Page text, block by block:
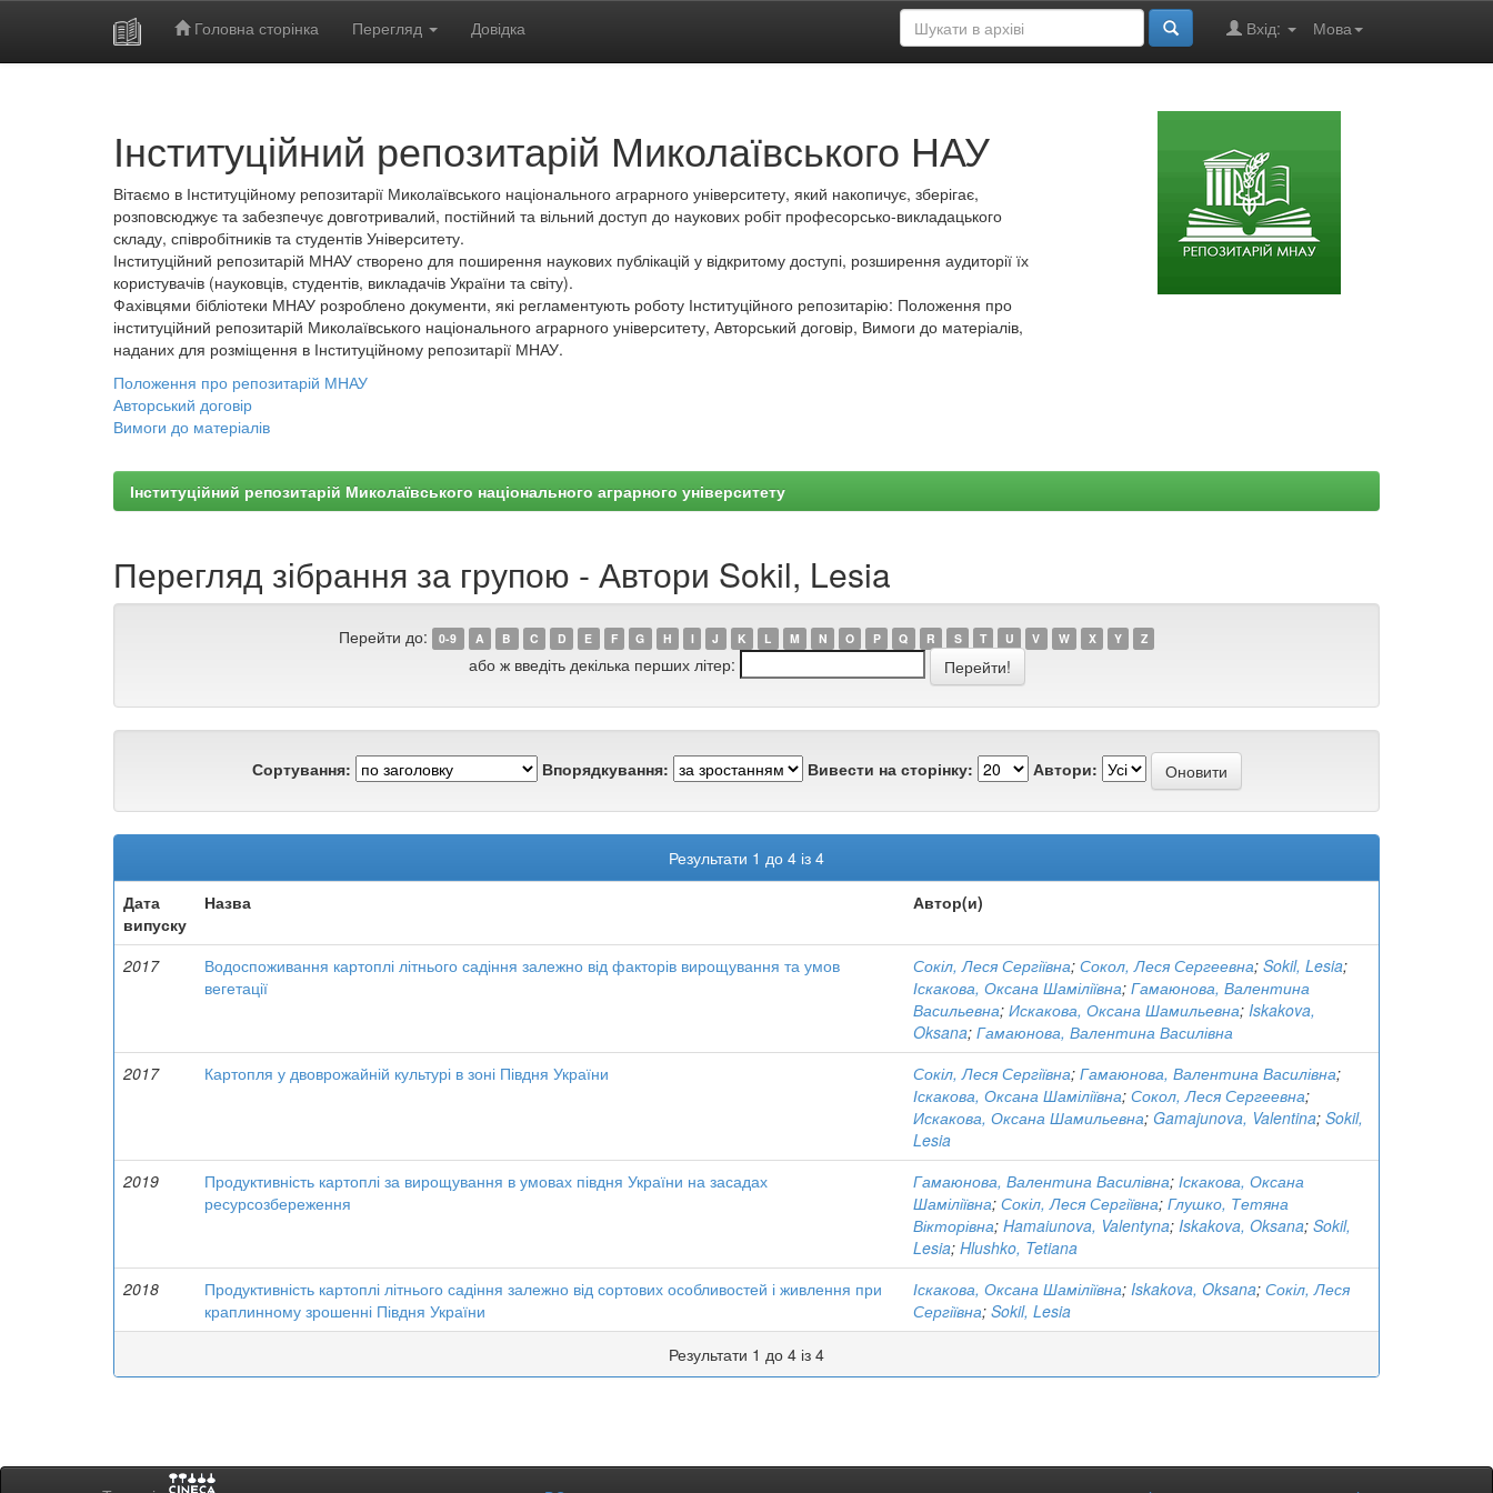
Головна сторінка Перегляд Довідка Мова
Вхід:
Інституційний репозитарій Миколаївського НАУ
Вітаємо в Інституційному репозитарії Миколаївського національного аграрного університету, який накопичує, зберігає,
розповсюджує та забезпечує довготривалий, постійний та вільний доступ до наукових робіт професорсько-викладацького
складу, співробітників та студентів Університету.
Інституційний репозитарій МНАУ створено для поширення наукових публікацій у відкритому доступі, розширення аудиторії їх
користувачів (науковців, студентів, викладачів України та світу).
Фахівцями бібліотеки МНАУ розроблено документи, які регламентують роботу Інституційного репозитарію: Положення про
інституційний репозитарій Миколаївського національного аграрного університету, Авторський договір, Вимоги до матеріалів,
наданих для розміщення в Інституційному репозитарії МНАУ.
Положення про репозитарій МНАУ
Авторський договір
Вимоги до матеріалів
Інституційний репозитарій Миколаївського національного аграрного університету
Перегляд зібрання за групою - Автори Sokil, Lesia
Перейти до: 0-9 A B C D E F G H I J K L M N O P Q R S T U V W X Y Z
або ж введіть декілька перших літер:
Сортування: Впорядкування: Вивести на сторінку: Автори:
Результати 1 до 4 із 4
Дата
випуску
Назва Автор(и)
2017
Водоспоживання картоплі літнього садіння залежно від факторів вирощування та умов
вегетації
Сокіл, Леся Сергіївна; Сокол, Леся Сергеевна; Sokil, Lesia;
Іскакова, Оксана Шаміліївна; Гамаюнова, Валентина
Васильевна; Искакова, Оксана Шамильевна; Iskakova,
Oksana; Гамаюнова, Валентина Василівна
2017
Картопля у двоврожайній культурі в зоні Півдня України Сокіл, Леся Сергіївна; Гамаюнова, Валентина Василівна;
Іскакова, Оксана Шаміліївна; Сокол, Леся Сергеевна;
Искакова, Оксана Шамильевна; Gamajunova, Valentina; Sokil,
Lesia
2019
Продуктивність картоплі за вирощування в умовах півдня України на засадах
ресурсозбереження
Гамаюнова, Валентина Василівна; Іскакова, Оксана
Шаміліївна; Сокіл, Леся Сергіївна; Глушко, Тетяна
Вікторівна; Hamaiunova, Valentyna; Iskakova, Oksana; Sokil,
Lesia; Hlushko, Tetiana
2018
Продуктивність картоплі літнього садіння залежно від сортових особливостей і живлення при
краплинному зрошенні Півдня України
Іскакова, Оксана Шаміліївна; Iskakova, Oksana; Сокіл, Леся
Сергіївна; Sokil, Lesia
Результати 1 до 4 із 4